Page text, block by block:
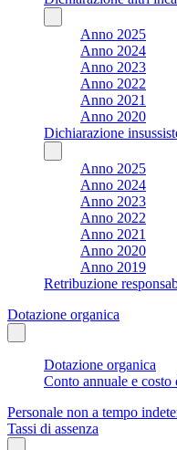
Anno 2025
Anno 2024
Anno 2023
Anno 2022
Anno 2021
Anno 2020
Dichiarazione
Anno 2025
Anno 2024
Anno 2023
Anno 2022
Anno 2021
Anno 2020
Anno 2019
Retribuzione
Dotazione organica
Dotazione organica
Conto annuale e costo
Personale non a tempo
Tassi di assenza